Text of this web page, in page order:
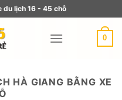
du lịch 16 - 45 chỗ
0
HÀ GIANG BẰNG XE